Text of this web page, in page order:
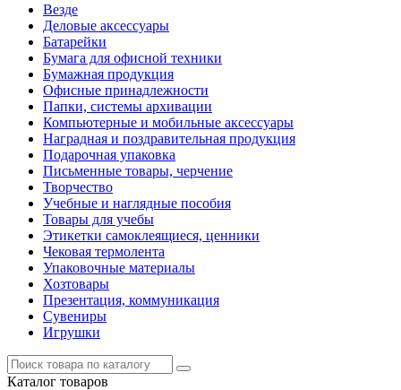
Везде
Деловые аксессуары
Батарейки
Бумага для офисной техники
Бумажная продукция
Офисные принадлежности
Папки, системы архивации
Компьютерные и мобильные аксессуары
Наградная и поздравительная продукция
Подарочная упаковка
Письменные товары, черчение
Творчество
Учебные и наглядные пособия
Товары для учебы
Этикетки самоклеящиеся, ценники
Чековая термолента
Упаковочные материалы
Хозтовары
Презентация, коммуникация
Сувениры
Игрушки
Каталог товаров